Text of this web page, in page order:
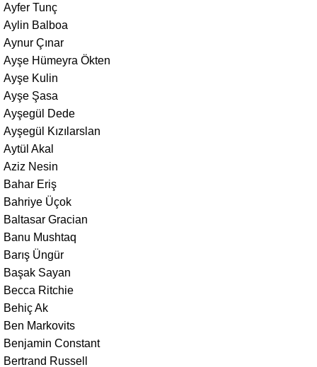
Ayfer Tunç
Aylin Balboa
Aynur Çınar
Ayşe Hümeyra Ökten
Ayşe Kulin
Ayşe Şasa
Ayşegül Dede
Ayşegül Kızılarslan
Aytül Akal
Aziz Nesin
Bahar Eriş
Bahriye Üçok
Baltasar Gracian
Banu Mushtaq
Barış Üngür
Başak Sayan
Becca Ritchie
Behiç Ak
Ben Markovits
Benjamin Constant
Bertrand Russell